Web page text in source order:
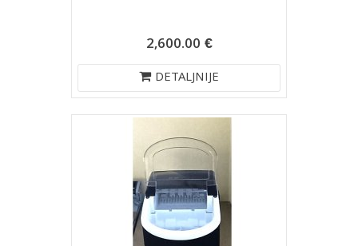
2,600.00 €
DETALJNIJE